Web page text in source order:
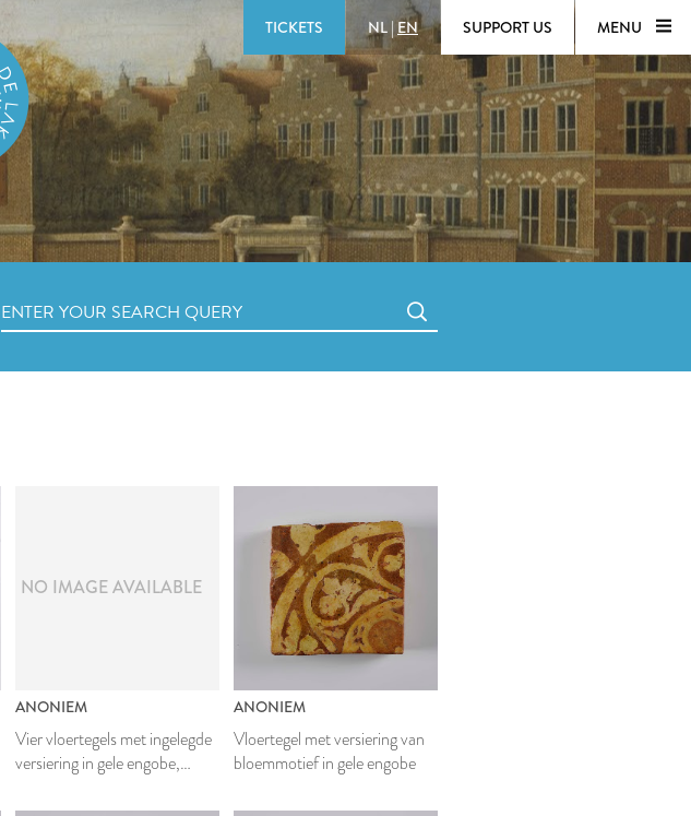
TICKETS NL | EN SUPPORT US MENU
NO IMAGE AVAILABLE
ANONIEM
Vier vloertegels met ingelegde
versiering in gele engobe,
ANONIEM
Vloertegel met versiering van
bloemmotief in gele engobe